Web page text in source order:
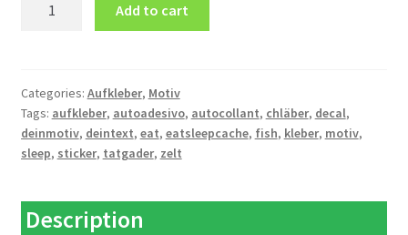
Dein
Text/Dein
Motiv
Zelt
Add to cart
Categories: Aufkleber, Motiv
Tags: aufkleber, autoadesivo, autocollant, chläber, decal,
deinmotiv, deintext, eat, eatsleepcache, fish, kleber, motiv,
sleep, sticker, tatgader, zelt
Description